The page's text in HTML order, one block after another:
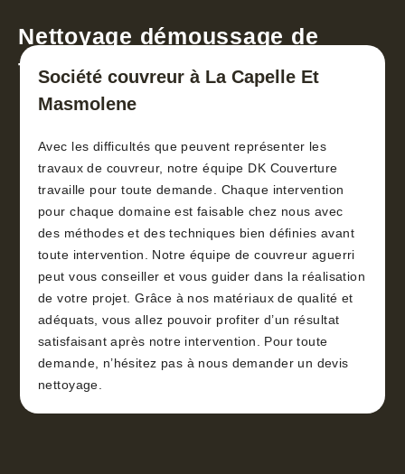
Nettoyage démoussage de
toiture 30
Société couvreur à La Capelle Et
Masmolene
Avec les difficultés que peuvent représenter les
travaux de couvreur, notre équipe DK Couverture
travaille pour toute demande. Chaque intervention
pour chaque domaine est faisable chez nous avec
des méthodes et des techniques bien définies avant
toute intervention. Notre équipe de couvreur aguerri
peut vous conseiller et vous guider dans la réalisation
de votre projet. Grâce à nos matériaux de qualité et
adéquats, vous allez pouvoir profiter d’un résultat
satisfaisant après notre intervention. Pour toute
demande, n’hésitez pas à nous demander un devis
nettoyage.